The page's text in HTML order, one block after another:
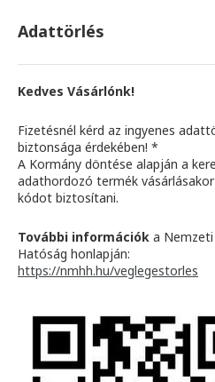
Adattörlés
Kedves Vásárlónk!
Fizetésnél kérd az ingyenes
biztonsága érdekében! *
A Kormány döntése alapján a
adathordozó termék
kódot biztosítani.
További információk a
Hatóság honlapján:
https://nmhh.hu/veglegestorles